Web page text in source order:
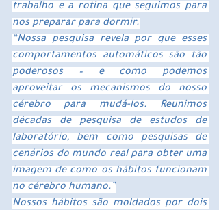
trabalho e a rotina que seguimos para
nos preparar para dormir.
“Nossa pesquisa revela por que esses
comportamentos automáticos são tão
poderosos – e como podemos
aproveitar os mecanismos do nosso
cérebro para mudá-los. Reunimos
décadas de pesquisa de estudos de
laboratório, bem como pesquisas de
cenários do mundo real para obter uma
imagem de como os hábitos funcionam
no cérebro humano.”
Nossos hábitos são moldados por dois